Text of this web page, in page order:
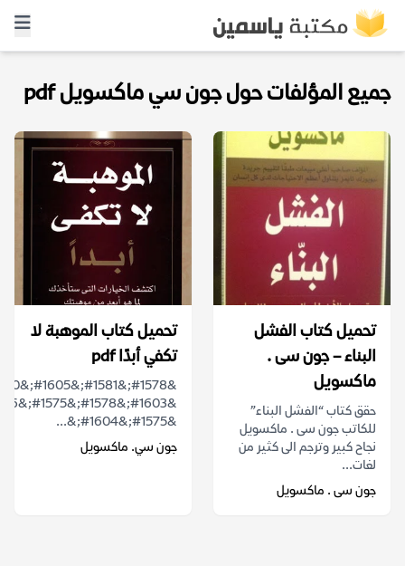
جميع المؤلفات حول جون سي ماكسويل pdf
تحميل كتاب الفشل
البناء – جون سى .
ماكسويل
حقق كتاب “الفشل البناء”
للكاتب جون سى . ماكسويل
نجاح كبير وترجم الى كثير من
لغات...
جون سى . ماكسويل
تحميل كتاب الموهبة لا
تكفي أبدًا pdf
&#1575;&#1604;&...
جون سي. ماكسويل